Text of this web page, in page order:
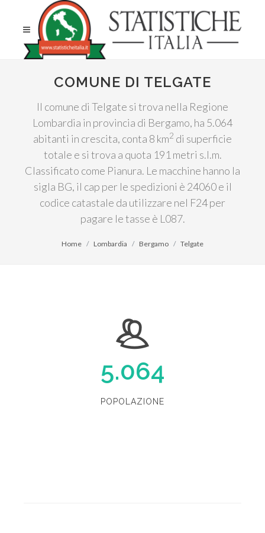
COMUNE DI TELGATE
Il comune di Telgate si trova nella Regione
Lombardia in provincia di Bergamo, ha 5.064
abitanti in crescita, conta 8 km2 di superficie
totale e si trova a quota 191 metri s.l.m.
Classificato come Pianura. Le macchine hanno la
sigla BG, il cap per le spedizioni è 24060 e il
codice catastale da utilizzare nel F24 per
pagare le tasse è L087.
Home Lombardia Bergamo Telgate
5.064
POPOLAZIONE